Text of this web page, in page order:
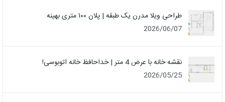
طراحی ویلا مدرن یک‌ طبقه | پلان ۱۰۰ متری بهینه
2026/06/07
نقشه خانه با عرض 4 متر | خداحافظ خانه‌ اتوبوسی!
2026/05/25